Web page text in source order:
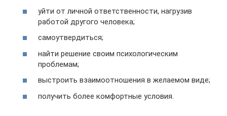
уйти от личной ответственности, нагрузив
работой другого человека;
самоутвердиться;
найти решение своим психологическим
проблемам;
выстроить взаимоотношения в желаемом виде;
получить более комфортные условия.